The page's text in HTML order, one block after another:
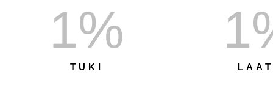
TUKI
1% 1